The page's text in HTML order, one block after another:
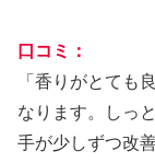
口コミ：
「香りがとても
なります。しっ
手が少しずつ改